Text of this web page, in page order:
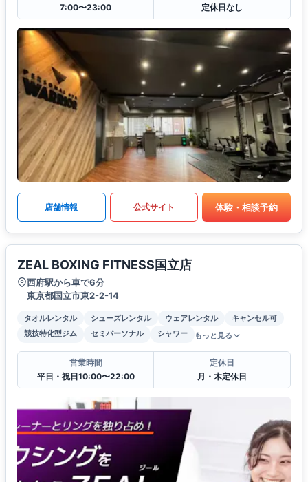
7:00〜23:00
定休日なし
店舗情報 公式サイト 体験・相談予約
ZEAL BOXING FITNESS国立店
西府駅から車で6分
東京都国立市東2-2-14
タオルレンタル シューズレンタル ウェアレンタル
キャンセル可
競技特化型ジム
セミパーソナル シャワー もっと見る
営業時間
平日・祝日10:00〜22:00
定休日
月・木定休日